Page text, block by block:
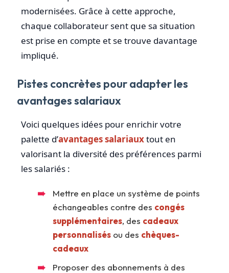
modernisées. Grâce à cette approche,
chaque collaborateur sent que sa situation
est prise en compte et se trouve davantage
impliqué.
Pistes concrètes pour adapter les
avantages salariaux
Voici quelques idées pour enrichir votre
palette d’avantages salariauxtout en
valorisant la diversité des préférences parmi
les salariés :
Mettre en place un système de points
échangeables contre des congés
supplémentaires, des cadeaux
personnalisés ou des chèques-
cadeaux
Proposer des abonnements à des